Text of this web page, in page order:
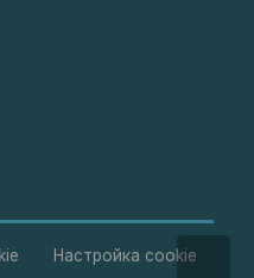
Настройка cookie